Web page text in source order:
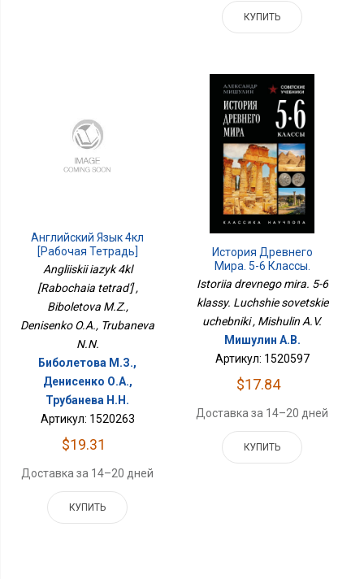
КУПИТЬ
Английский Язык 4кл
[Рабочая Тетрадь]
Angliiskii iazyk 4kl
[Rabochaia tetrad'] ,
Biboletova M.Z.,
Denisenko O.A., Trubaneva
N.N.
Биболетова М.З.,
Денисенко О.А.,
Трубанева Н.Н.
Артикул: 1520263
$19.31
Доставка за 14–20 дней
КУПИТЬ
История Древнего
Мира. 5-6 Классы.
Лучшие Советские
Учебники
Istoriia drevnego mira. 5-6
klassy. Luchshie sovetskie
uchebniki , Mishulin A.V.
Мишулин А.В.
Артикул: 1520597
$17.84
Доставка за 14–20 дней
КУПИТЬ